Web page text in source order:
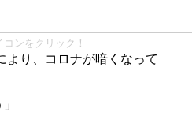
ンをクリック！
より、コロナが暗くなって